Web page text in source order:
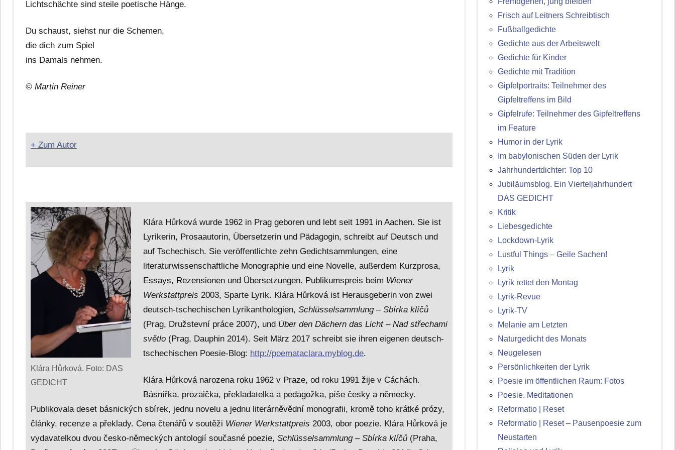
Lichtschächte sind steile poetische Hänge.
Du schaust, siehst nur die Schemen,
die dich zum Spiel
ins Damals nehmen.
© Martin Reiner
+ Zum Autor
Klára Hůrková. Foto: DAS
GEDICHT
Klára Hůrková wurde 1962 in Prag geboren und lebt seit 1991 in Aachen. Sie ist
Lyrikerin, Prosaautorin, Übersetzerin und Pädagogin, schreibt auf Deutsch und
auf Tschechisch. Sie veröffentlichte zehn Gedichtsammlungen, eine
literaturwissenschaftliche Monographie und eine Novelle, außerdem Kurzprosa,
Essays, Rezensionen und Übersetzungen. Publikumspreis beim Wiener
Werkstattpreis 2003, Sparte Lyrik. Klára Hůrková ist Herausgeberin von zwei
deutsch-tschechischen Lyrikanthologien, Schlüsselsammlung – Sbírka klíčů
(Prag, Družstevní práce 2007), und Über den Dächern das Licht – Nad střechami
světlo (Prag, Dauphin 2014). Seit März 2017 schreibt sie ihren eigenen deutsch-
tschechischen Poesie-Blog: http://poemataclara.myblog.de.
Klára Hůrková narozena roku 1962 v Praze, od roku 1991 žije v Cáchách.
Básnířka, prozaička, překladatelka a pedagožka, píše česky a německy.
Publikovala deset básnických sbírek, jednu novelu a jednu literárněvědní monografii, kromě toho krátké prózy,
články, recenze a překlady. Cena čtenářů v soutěži Wiener Werkstattpreis 2003, obor poezie. Klára Hůrková je
vydavatelkou dvou česko-německých antologií současné poezie, Schlüsselsammlung – Sbírka klíčů (Praha,
Frisch auf Leitners Schreibtisch
Fußballgedichte
Gedichte aus der Arbeitswelt
Gedichte für Kinder
Gedichte mit Tradition
Gipfelportraits: Teilnehmer des
Gipfeltreffens im Bild
Gipfelrufe: Teilnehmer des Gipfeltreffens
im Feature
Humor in der Lyrik
Im babylonischen Süden der Lyrik
Jahrhundertdichter: Top 10
Jubiläumsblog. Ein Vierteljahrhundert
DAS GEDICHT
Kritik
Liebesgedichte
Lockdown-Lyrik
Lustful Things – Geile Sachen!
Lyrik
Lyrik rettet den Montag
Lyrik-Revue
Lyrik-TV
Melanie am Letzten
Naturgedicht des Monats
Neugelesen
Persönlichkeiten der Lyrik
Poesie im öffentlichen Raum: Fotos
Poesie. Meditationen
Reformatio | Reset
Reformatio | Reset – Pausenpoesie zum
Neustarten